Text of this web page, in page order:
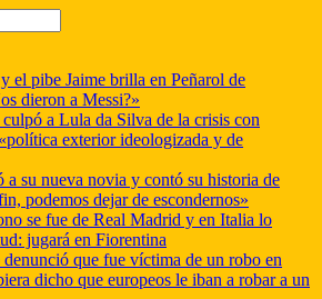
el pibe Jaime brilla en Peñarol de
dieron a Messi?»
a Lula da Silva de la crisis con
exterior ideologizada y de
a su nueva novia y contó su historia de
podemos dejar de escondernos»
se fue de Real Madrid y en Italia lo
jugará en Fiorentina
que fue víctima de un robo en
dicho que europeos le iban a robar a un